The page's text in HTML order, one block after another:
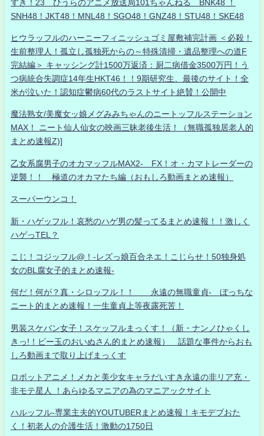
すき！23 ひうらのアニメ放送局101ちゃんねる BNK48 ！
SNH48！JKT48！MNL48！SGO48！GNZ48！STU48！SKE48
ヒウラッフルのハーニーフィニッシュゴミ屋敷補完計画 ＜必殺！
生前整理人！孤立し孤独死からの～特殊清掃・遺品整理への道F
完結編＞ キャッシング計1500万返済：厨二病借金3500万円！う
つ病統合失調症14年生HKT46！！9期研究生、最後のサイト！全
米が泣いた！認知症鬱病60代のラストサイト絶賛！公開中
魔法熟女/美魔女ッ娘メグみみちゃんのニートッフルステーション
MAX！ ニート仙人仙女の映画三昧老後生活！（無職孤独居老人的
まとめ速報Z)]
乙女系腐男子のオカマッフルMAX2- FX！オ・カマトレーダーの
逆襲！！ 極道のオカマたち編（おもしろ動画まとめ速報）
スーパーウンコ！
新・ハゲッフル！哀愁のハゲ男の髪ってるまとめ速報！！激しく
ハゲっTEL？
こじ！コジッフル@！-レズっ娘百合ネエ！こじらせ！50独身処
女のBL腐女子的まとめ速報-
何だ！何が？真・シロッフル！！ 永遠の無職童貞- ぼっちな
ニート的まとめ速報！一生童貞上等夜露死苦！
男装スケバン女子！スケッフルまっくす！（新・ナンノひゃくし
きっ!！ビー玉のおいぬさん的まとめ速報） 話題な事件からおも
しろ動画まで取り上げまっくす
ロボットアニメ！メカと美少女キャラだいすき永遠の非リア充・
非モテ星人 ！あらゆるマニアの為のマニアックサイト
ハルッフル-専業主夫的YOUTUBERまとめ速報！キモデブおた
く！初老人の介護生活！激動の1750日